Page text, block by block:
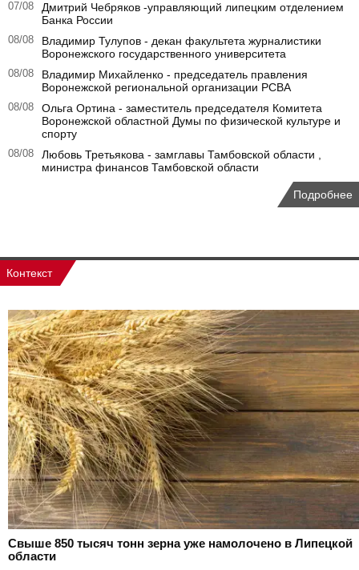
07/08
Дмитрий Чебряков -управляющий липецким отделением
Банка России
08/08
Владимир Тулупов - декан факультета журналистики
Воронежского государственного университета
08/08
Владимир Михайленко - председатель правления
Воронежской региональной организации РСВА
08/08
Ольга Ортина - заместитель председателя Комитета
Воронежской областной Думы по физической культуре и
спорту
08/08
Любовь Третьякова - замглавы Тамбовской области ,
министра финансов Тамбовской области
Подробнее
Контекст
Свыше 850 тысяч тонн зерна уже намолочено в Липецкой
области